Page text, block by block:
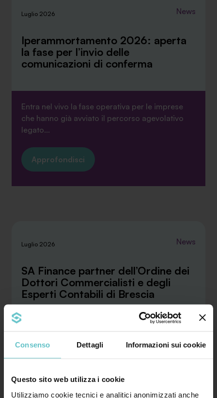
Consenso Dettagli Informazioni sui cookie
Questo sito web utilizza i cookie
Utilizziamo cookie tecnici e analitici anonimizzati anche
Luglio 2026 News
Iperammortamento 2026: aperta
la fase per l’invio delle
comunicazioni di conferma
Entra nel vivo la fase operativa per le imprese
che hanno già avviato il percorso agevolativo
legato...
Approfondisci
Luglio 2026 News
SA Finance partner dell’Ordine dei
Dottori Commercialisti e degli
Esperti Contabili di Brescia
rafforza la collaborazione tra SA Finance e i
profes...
Approfondisci